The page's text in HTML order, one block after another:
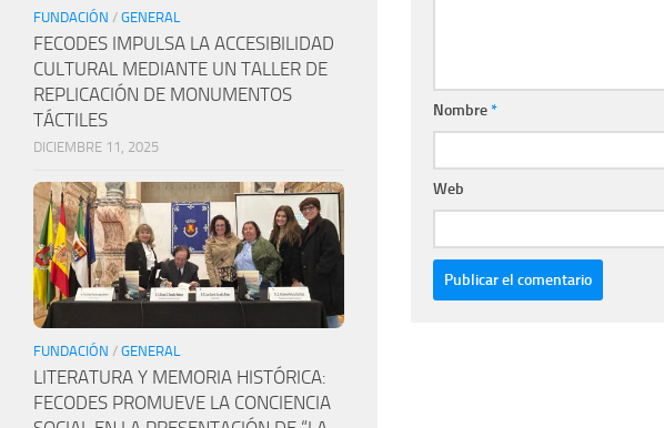
Nombre*
Web
FUNDACIÓN / GENERAL
FECODES IMPULSA LA ACCESIBILIDAD
CULTURAL MEDIANTE UN TALLER DE
REPLICACIÓN DE MONUMENTOS
TÁCTILES
DICIEMBRE 11, 2025
FUNDACIÓN / GENERAL
LITERATURA Y MEMORIA HISTÓRICA:
FECODES PROMUEVE LA CONCIENCIA